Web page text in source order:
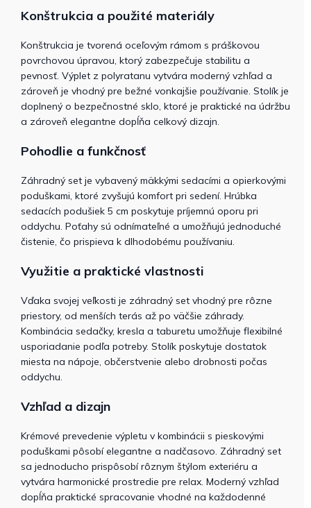
Konštrukcia a použité materiály
Konštrukcia je tvorená oceľovým rámom s práškovou
povrchovou úpravou, ktorý zabezpečuje stabilitu a
pevnosť. Výplet z polyratanu vytvára moderný vzhľad a
zároveň je vhodný pre bežné vonkajšie používanie. Stolík je
doplnený o bezpečnostné sklo, ktoré je praktické na údržbu
a zároveň elegantne dopĺňa celkový dizajn.
Pohodlie a funkčnosť
Záhradný set je vybavený mäkkými sedacími a opierkovými
poduškami, ktoré zvyšujú komfort pri sedení. Hrúbka
sedacích podušiek 5 cm poskytuje príjemnú oporu pri
oddychu. Poťahy sú odnímateľné a umožňujú jednoduché
čistenie, čo prispieva k dlhodobému používaniu.
Využitie a praktické vlastnosti
Vďaka svojej veľkosti je záhradný set vhodný pre rôzne
priestory, od menších terás až po väčšie záhrady.
Kombinácia sedačky, kresla a taburetu umožňuje flexibilné
usporiadanie podľa potreby. Stolík poskytuje dostatok
miesta na nápoje, občerstvenie alebo drobnosti počas
oddychu.
Vzhľad a dizajn
Krémové prevedenie výpletu v kombinácii s pieskovými
poduškami pôsobí elegantne a nadčasovo. Záhradný set
sa jednoducho prispôsobí rôznym štýlom exteriéru a
vytvára harmonické prostredie pre relax. Moderný vzhľad
dopĺňa praktické spracovanie vhodné na každodenné